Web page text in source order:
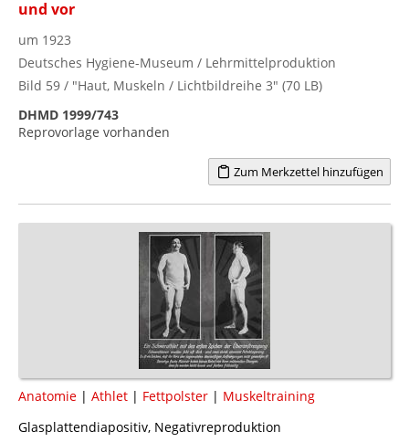
und vor
um 1923
Deutsches Hygiene-Museum / Lehrmittelproduktion
Bild 59 / "Haut, Muskeln / Lichtbildreihe 3" (70 LB)
DHMD 1999/743
Reprovorlage vorhanden
Zum Merkzettel hinzufügen
Anatomie | Athlet | Fettpolster | Muskeltraining
Glasplattendiapositiv, Negativreproduktion